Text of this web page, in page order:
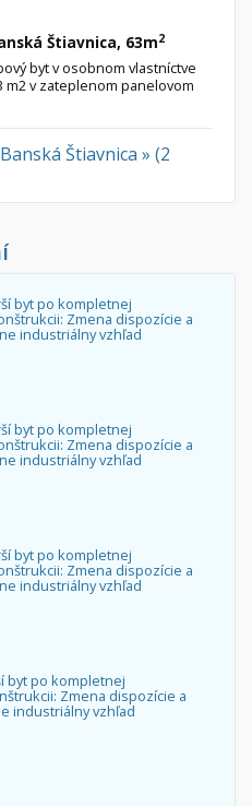
Štiavnica, 63m2
byt v osobnom vlastníctve
v zateplenom panelovom
Štiavnica » (2
byt po kompletnej
Zmena dispozície a
industriálny vzhľad
byt po kompletnej
Zmena dispozície a
industriálny vzhľad
byt po kompletnej
Zmena dispozície a
industriálny vzhľad
byt po kompletnej
Zmena dispozície a
industriálny vzhľad